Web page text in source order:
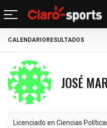
FÚTBOL
MUNDIAL 2026
FÚTBOL INTERNACIONAL
CHAMPIONS LEAGUE
MOTOR
FÓRMULA 1
NFL
BILLS
NBA
CELTICS
BÉISBOL
MEXICANO
OTROS DEPORTES
CICLISMO
ACTUALIDAD
TENDENCIAS
CALENDARIO RESULTADOS
JOSÉ
Licenciado en Ciencias